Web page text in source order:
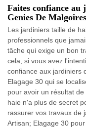
Faites confiance
Genies De Malgoires
Les jardiniers taille de
professionnels que
tâche qui exige un bon
cela, si vous avez
confiance aux jardiniers
Elagage 30 qui se
pour avoir un résultat
haie n'a plus de secret
rassurer vos travaux de
Artisan; Elagage 30